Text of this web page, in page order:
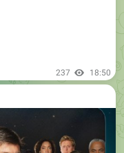
237 18:50